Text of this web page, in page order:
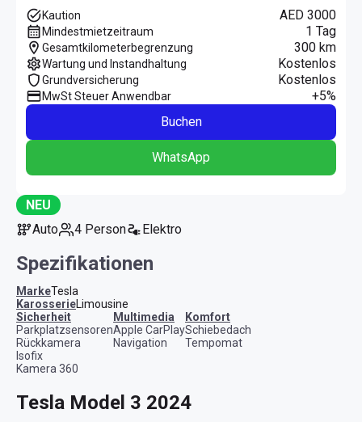
Kaution AED 3000
Mindestmietzeitraum 1 Tag
Gesamtkilometerbegrenzung 300 km
Wartung und Instandhaltung Kostenlos
Grundversicherung Kostenlos
MwSt Steuer Anwendbar
+5%
Buchen
WhatsApp
NEU
Auto
4 Person Elektro
Spezifikationen
MarkeTesla
KarosserieLimousine
Sicherheit
Parkplatzsensoren
Rückkamera
Isofix
Kamera 360
Multimedia
Apple CarPlay
Navigation
Komfort
Schiebedach
Tempomat
Tesla Model 3 2024